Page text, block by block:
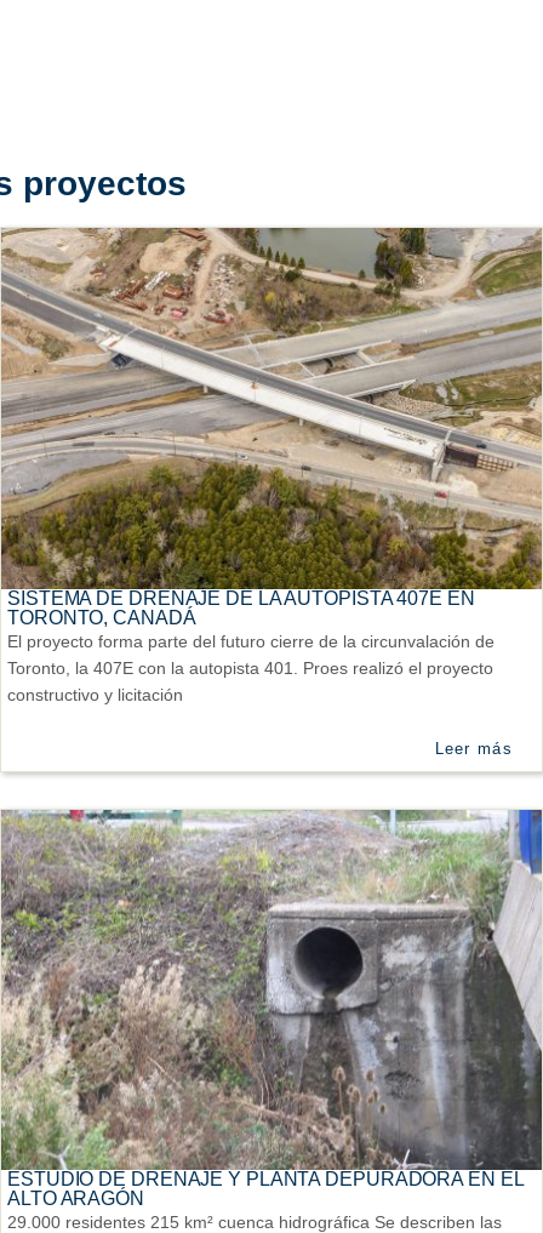
proyectos
SISTEMA DE DRENAJE DE LA AUTOPISTA 407E EN
TORONTO, CANADÁ
El proyecto forma parte del futuro cierre de la circunvalación de
Toronto, la 407E con la autopista 401. Proes realizó el proyecto
constructivo y licitación
Leer más
ESTUDIO DE DRENAJE Y PLANTA DEPURADORA EN EL
ALTO ARAGÓN
29.000 residentes 215 km² cuenca hidrográfica Se describen las